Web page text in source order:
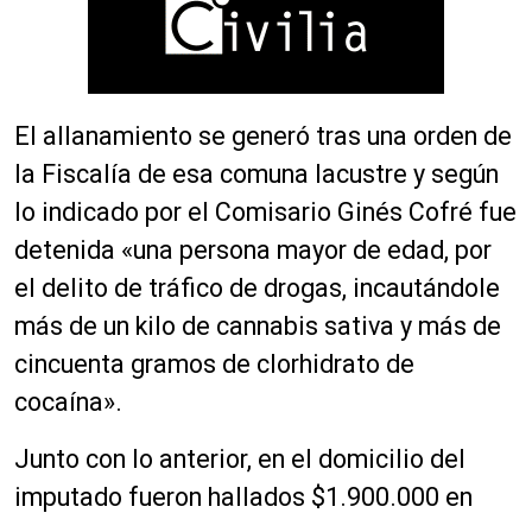
El allanamiento se generó tras una orden de
la Fiscalía de esa comuna lacustre y según
lo indicado por el Comisario Ginés Cofré fue
detenida «una persona mayor de edad, por
el delito de tráfico de drogas, incautándole
más de un kilo de cannabis sativa y más de
cincuenta gramos de clorhidrato de
cocaína».
Junto con lo anterior, en el domicilio del
imputado fueron hallados $1.900.000 en